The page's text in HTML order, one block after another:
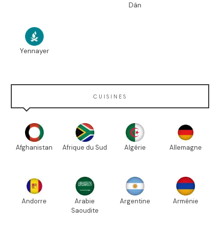
Dán
Yennayer
CUISINES
Afghanistan Afrique du Sud Algérie Allemagne
Andorre
Arabie
Saoudite
Argentine Arménie